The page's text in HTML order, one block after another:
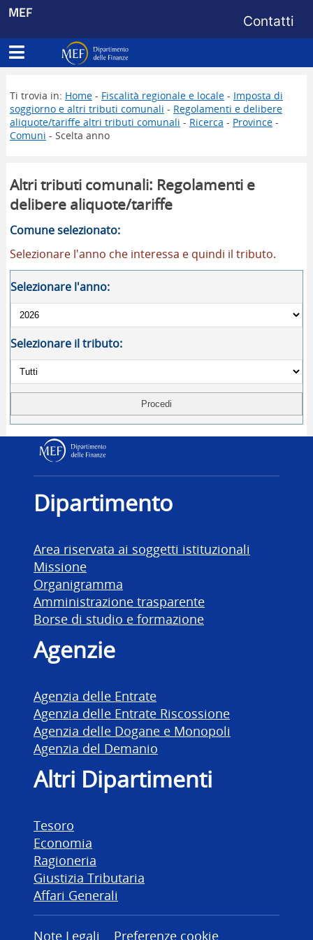
MEF Menu di
Contatti
Apri menu principale
Dipartimento delle Finanze
Ti trovia in: Home- Fiscalità regionale e locale- Imposta di
soggiorno e altri tributi comunali - Regolamenti e delibere
aliquote/tariffe altri tributi comunali - Ricerca - Province-
Comuni - Scelta anno
Altri tributi comunali: Regolamenti e
delibere aliquote/tariffe
Comune selezionato:
Selezionare l'anno che interessa e quindi il tributo.
Selezionare l'anno:
Selezionare il tributo:
Dipartimento delle
Dipartimento
Area riservata ai soggetti istituzionali
Missione
Organigramma
Amministrazione trasparente
Borse di studio e formazione
Agenzie
Agenzia delle Entrate
Agenzia delle Entrate Riscossione
Agenzia delle Dogane e Monopoli
Agenzia del Demanio
Altri Dipartimenti
Tesoro
Economia
Ragioneria
Giustizia Tributaria
Affari Generali
Note Legali Preferenze cookie